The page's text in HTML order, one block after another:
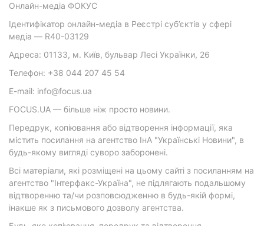
Онлайн-медіа ФОКУС
Ідентифікатор онлайн-медіа в Реєстрі суб’єктів у сфері
медіа — R40-03129
Адреса: 01133, м. Київ, бульвар Лесі Українки, 26
Телефон: +38 044 207 45 54
E-mail: info@focus.ua
FOCUS.UA — більше ніж просто новини.
Передрук, копіювання або відтворення інформації, яка
містить посилання на агентство ІнА "Українські Новини", в
будь-якому вигляді суворо заборонені.
Всі матеріали, які розміщені на цьому сайті з посиланням на
агентство "Інтерфакс-Україна", не підлягають подальшому
відтворенню та/чи розповсюдженню в будь-якій формі,
інакше як з письмового дозволу агентства.